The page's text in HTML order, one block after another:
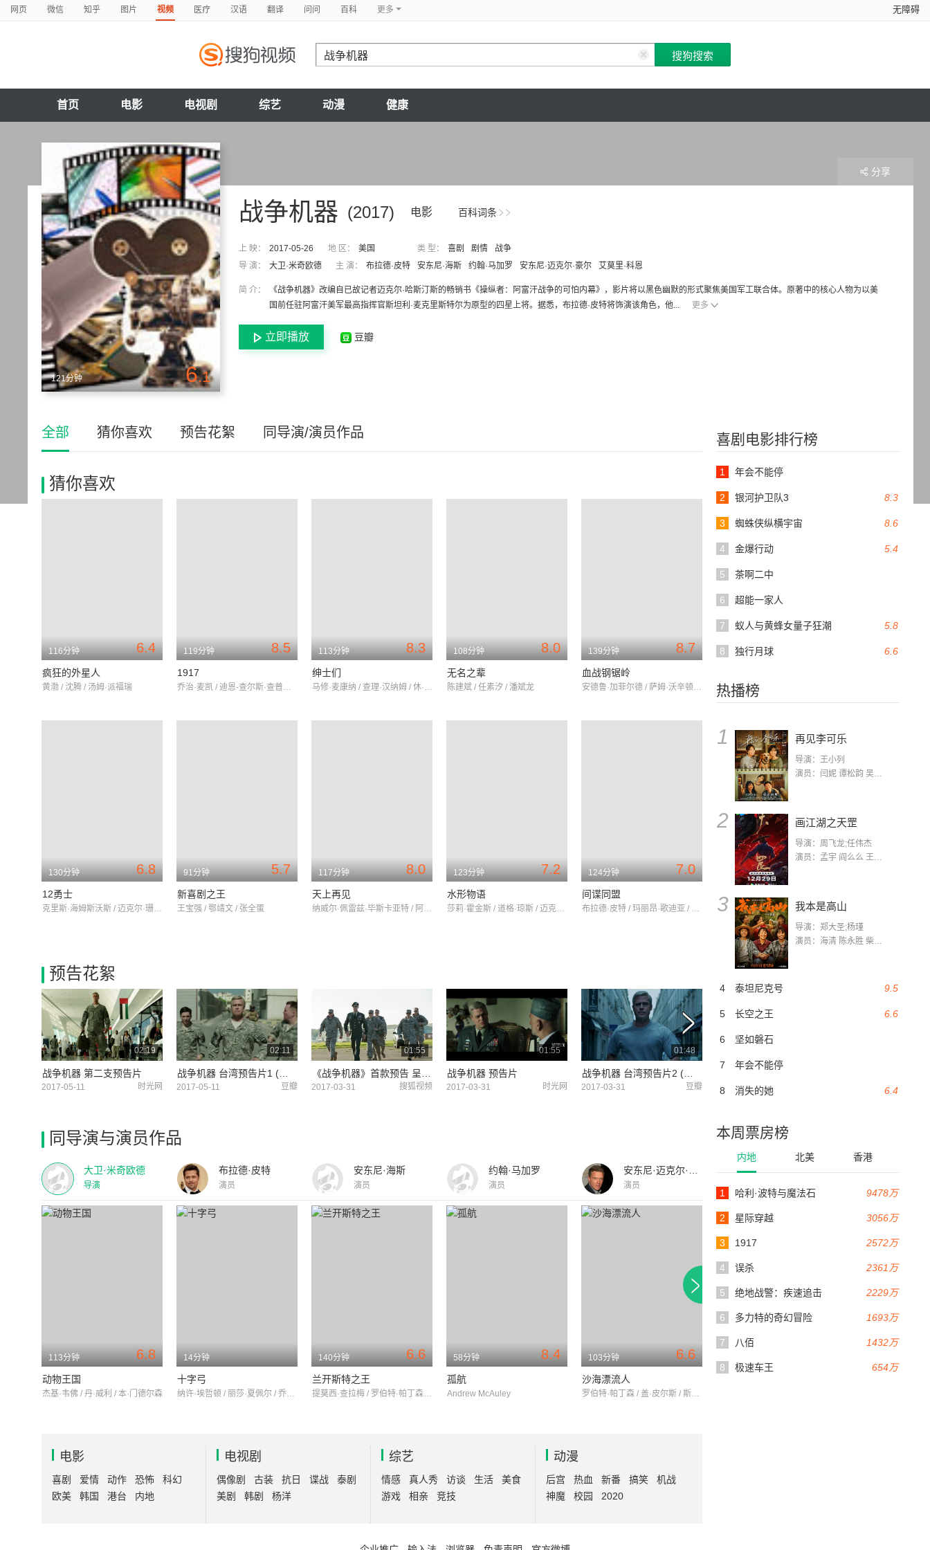
网页 微信 知乎 图片 视频 医疗 汉语 翻译 问问 百科 更多 无障碍
首页 电影 电视剧 综艺 动漫 健康
121分钟 6.1
百科词条
(2017) 电影
战争机器
上 映： 2017-05-26 地 区： 美国 类 型： 喜剧 剧情
战争
导 演：
大卫·米奇欧德 主 演： 布拉德·皮特 安东尼·海斯 约翰·马加罗 安东尼·迈克尔·豪尔 艾莫里·科恩
简 介：
《战争机器》改编自已故记者迈克尔·哈斯汀斯的畅销书《操纵者：阿富汗战争的可怕内幕》，影片将以黑色幽默的形式聚焦美国军工联合体。原著中的核心人物为以美
国前任驻阿富汗美军最高指挥官斯坦利·麦克里斯特尔为原型的四星上将。据悉，布拉德·皮特将饰演该角色，他...
更多
立即播放 豆瓣
分享
喜剧电影排行榜
1 年会不能停
8.3
2 银河护卫队3
8.6
3 蜘蛛侠纵横宇宙
5.4
4 金爆行动
5 茶啊二中
6 超能一家人
5.8
7 蚁人与黄蜂女量子狂潮
6.6
8 独行月球
热播榜
1 再见李可乐
导演：王小列
演员：闫妮 谭松韵 吴京 蒋龙 赵小棠 冯雷 李虎城 平安 小七 小可乐
2 画江湖之天罡
导演：周飞龙;任伟杰
演员：孟宇 阎么么 王凯 郭政建 阎萌萌 杨默 高枫 齐斯伽 刘芊含 马程
3 我本是高山
导演：郑大圣;杨瑾
演员：海清 陈永胜 柴烨 王玥婷 万国鹏 美朵达瓦 赵瑞婷 罗解艳 郭莉娜 潘家艳
9.5
4 泰坦尼克号
6.6
5 长空之王
6 坚如磐石
7 年会不能停
6.4
8 消失的她
本周票房榜
内地 北美 香港
9478万
1 哈利·波特与魔法石
3056万
2 星际穿越
2572万
3 1917
2361万
4 误杀
2229万
5 绝地战警：疾速追击
1693万
6 多力特的奇幻冒险
1432万
7 八佰
654万
8 极速车王
全部 猜你喜欢 预告花絮 同导演/演员作品
猜你喜欢
6.4
116分钟
疯狂的外星人
黄渤 / 沈腾 / 汤姆·派福瑞
8.5
119分钟
1917
乔治·麦凯 / 迪恩-查尔斯·查普曼 / 科林·费尔斯
8.3
113分钟
绅士们
马修·麦康纳 / 查理·汉纳姆 / 休·格兰特
8.0
108分钟
无名之辈
陈建斌 / 任素汐 / 潘斌龙
8.7
139分钟
血战钢锯岭
安德鲁·加菲尔德 / 萨姆·沃辛顿 / 文斯·沃恩
6.8
130分钟
12勇士
克里斯·海姆斯沃斯 / 迈克尔·珊农 / 迈克尔·佩纳
5.7
91分钟
新喜剧之王
王宝强 / 鄂靖文 / 张全蛋
8.0
117分钟
天上再见
纳威尔·佩雷兹·毕斯卡亚特 / 阿尔贝·杜邦泰尔 / 罗兰·拉斐特
7.2
123分钟
水形物语
莎莉·霍金斯 / 道格·琼斯 / 迈克尔·珊农
7.0
124分钟
间谍同盟
布拉德·皮特 / 玛丽昂·歌迪亚 / 马修·古迪
预告花絮
02:19
战争机器 第二支预告片
2017-05-11 时光网
02:11
2017-05-11 豆瓣
01:55
2017-03-31 搜狐视频
01:55
战争机器 预告片
2017-03-31 时光网
01:48
2017-03-31 豆瓣 2017-03-02 2017-03-02
同导演与演员作品
大卫·米奇欧德
导演
布拉德·皮特
演员
安东尼·海斯
演员
约翰·马加罗
演员 演员
6.8
113分钟
动物王国
杰基·韦佛 / 丹·威利 / 本·门德尔森
14分钟
十字弓
纳许·埃哲顿 / 丽莎·夏佩尔 / 乔尔·埃哲顿
6.6
140分钟
兰开斯特之王
提莫西·查拉梅 / 罗伯特·帕丁森 / 本·门德尔森
8.4
58分钟
孤航
Andrew McAuley
6.6
103分钟
沙海漂流人
罗伯特·帕丁森 / 盖·皮尔斯 / 斯科特·麦克纳里
电影
喜剧 爱情 动作 恐怖
科幻
欧美
韩国 港台 内地
电视剧
偶像剧 古装 抗日 谍战
泰剧
美剧
韩剧 杨洋
综艺
情感 真人秀 访谈 生活
美食
游戏
相亲 竞技
动漫
后宫 热血 新番 搞笑
机战
神魔
校园 2020